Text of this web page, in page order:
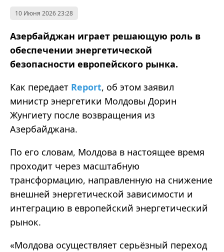
10 Июня 2026 23:28
Азербайджан играет решающую роль в
обеспечении энергетической
безопасности европейского рынка.
Как передает Report, об этом заявил
министр энергетики Молдовы Дорин
Жунгиету после возвращения из
Азербайджана.
По его словам, Молдова в настоящее время
проходит через масштабную
трансформацию, направленную на снижение
внешней энергетической зависимости и
интеграцию в европейский энергетический
рынок.
«Молдова осуществляет серьёзный переход